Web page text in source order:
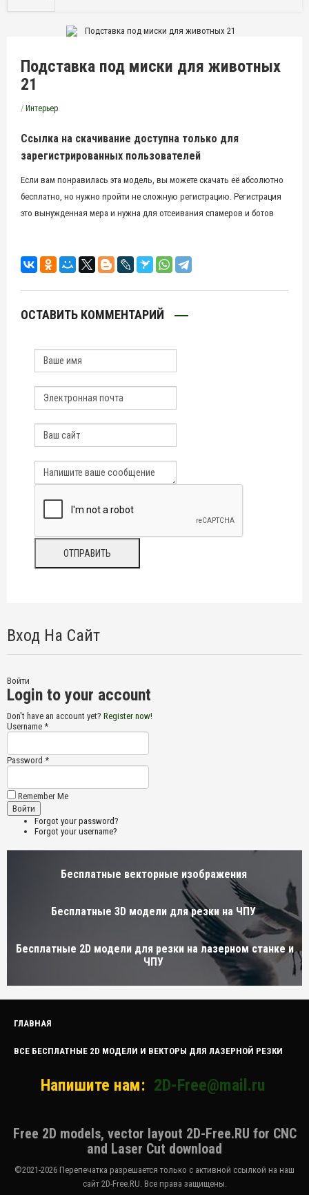
Подставка под миски для животных
21
/ Интерьер
Ссылка на скачивание доступна только для
зарегистрированных пользователей
Если вам понравилась эта модель, вы можете скачать её абсолютно
бесплатно, но нужно пройти не сложную регистрацию. Регистрация
это вынужденная мера и нужна для отсеивания спамеров и ботов
ОСТАВИТЬ КОММЕНТАРИЙ
Вход На Сайт
Войти
Login to your account
Don't have an account yet? Register now!
Username *
Password *
Remember Me
Forgot your password?
Forgot your username?
Бесплатные векторные изображения
Бесплатные 3D модели для резки на ЧПУ
Бесплатные 2D модели для резки на лазерном станке и
ЧПУ
ГЛАВНАЯ
ВСЕ БЕСПЛАТНЫЕ 2D МОДЕЛИ И ВЕКТОРЫ ДЛЯ ЛАЗЕРНОЙ РЕЗКИ
Напишите нам: 2D-Free@mail.ru
Free 2D models, vector layout 2D-Free.RU for CNC
and Laser Cut download
©2021-2026 Перепечатка разрешается только с активной ссылкой на наш
сайт 2D-Free.RU. Все права защищены.